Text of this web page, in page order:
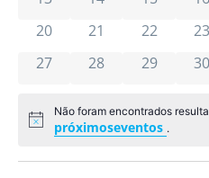
0 eventos
20 0 eventos
21 0 eventos
22 0
23
0 eventos
27 0 eventos
28 0 eventos
29 0
30
Aviso
Não foram encontrados
próximoseventos .